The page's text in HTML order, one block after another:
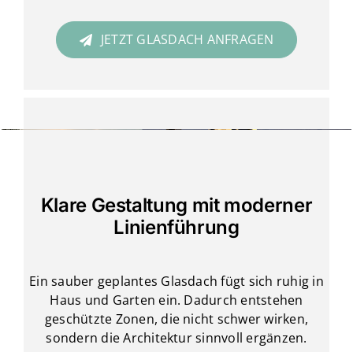
JETZT GLASDACH ANFRAGEN
Klare Gestaltung mit moderner
Linienführung
Ein sauber geplantes Glasdach fügt sich ruhig in
Haus und Garten ein. Dadurch entstehen
geschützte Zonen, die nicht schwer wirken,
sondern die Architektur sinnvoll ergänzen.